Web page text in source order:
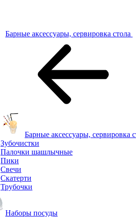
Барные аксессуары, сервировка стола
Барные аксессуары, сервировка
Зубочистки
Палочки шашлычные
Пики
Свечи
Скатерти
Трубочки
Наборы посуды